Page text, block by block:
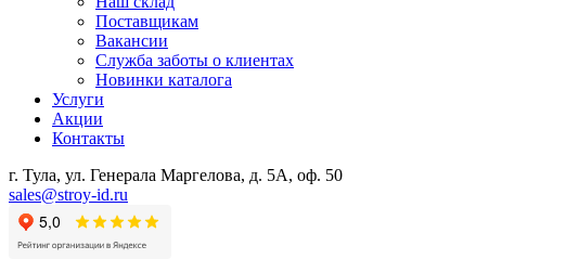
Поставщикам
Вакансии
Служба заботы о клиентах
Новинки каталога
Услуги
Акции
Контакты
г. Тула, ул. Генерала Маргелова, д. 5А, оф. 50
sales@stroy-id.ru